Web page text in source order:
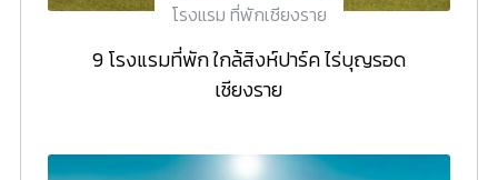
โรงแรม ที่พักเชียงราย
9 โรงแรมที่พัก ใกล้สิงห์ปาร์ค ไร่บุญรอด
เชียงราย